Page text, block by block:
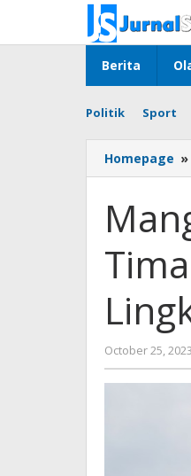
content
Berita
Politik Sport
Homepage »
October 25, 2023